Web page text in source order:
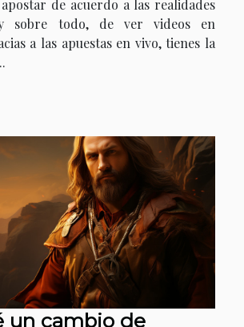
de acuerdo a las realidades
sobre todo, de ver videos en
a las apuestas en vivo, tienes la
un cambio de